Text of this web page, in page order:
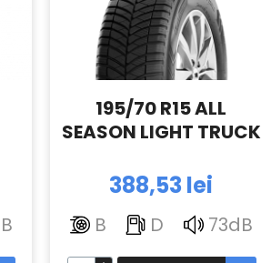
195/70 R15 ALL
SEASON LIGHT TRUCK
388,53 lei
B D 73dB